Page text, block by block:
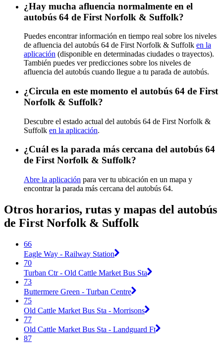
¿Hay mucha afluencia normalmente en el
autobús 64 de First Norfolk & Suffolk?
Puedes encontrar información en tiempo real sobre los niveles
de afluencia del autobús 64 de First Norfolk & Suffolk en la
aplicación (disponible en determinadas ciudades o trayectos).
También puedes ver predicciones sobre los niveles de
afluencia del autobús cuando llegue a tu parada de autobús.
¿Circula en este momento el autobús 64 de First
Norfolk & Suffolk?
Descubre el estado actual del autobús 64 de First Norfolk &
Suffolk en la aplicación.
¿Cuál es la parada más cercana del autobús 64
de First Norfolk & Suffolk?
Abre la aplicación para ver tu ubicación en un mapa y
encontrar la parada más cercana del autobús 64.
Otros horarios, rutas y mapas del autobús
de First Norfolk & Suffolk
66
Eagle Way - Railway Station
70
Turban Ctr - Old Cattle Market Bus Sta
73
Buttermere Green - Turban Centre
75
Old Cattle Market Bus Sta - Morrisons
77
Old Cattle Market Bus Sta - Landguard Ft
87